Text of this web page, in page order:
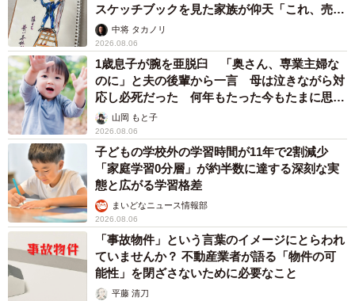
スケッチブックを見た家族が仰天「これ、売れ
ますよ…」
中将 タカノリ
2026.08.06
1歳息子が腕を亜脱臼 「奥さん、専業主婦な
のに」と夫の後輩から一言 母は泣きながら対
応し必死だった 何年もたった今もたまに思い
出し…山岡 もと子
2026.08.06
子どもの学校外の学習時間が11年で2割減少
「家庭学習0分層」が約半数に達する深刻な実
態と広がる学習格差
まいどなニュース情報部
2026.08.06
「事故物件」という言葉のイメージにとらわれ
ていませんか？ 不動産業者が語る「物件の可
能性」を閉ざさないために必要なこと
平藤 清刀